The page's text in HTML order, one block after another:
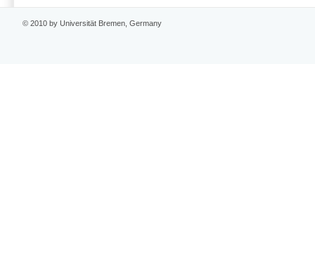
© 2010 by Universität Bremen, Germany